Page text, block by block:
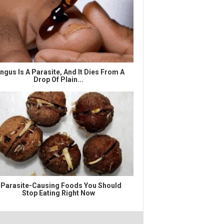
Is A Parasite, And It Dies From A
Drop Of Plain...
Causing Foods You Should
Stop Eating Right Now